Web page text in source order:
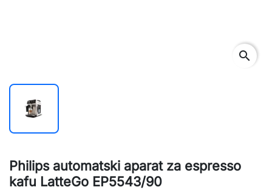
search
Philips automatski aparat za espresso
kafu LatteGo EP5543/90